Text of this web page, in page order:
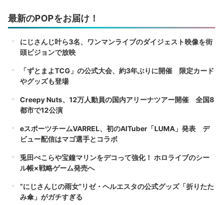
最新のPOPをお届け！
にじさんじ叶ら3名、ワンマンライブのダイジェスト映像を街
頭ビジョンで放映
「ずとまよTCG」の公式大会、約3年ぶりに開催 限定カード
やグッズも登場
Creepy Nuts、12万人動員の国内アリーナツアー開催 全国8
都市で12公演
eスポーツチームVARREL、初のAITuber「LUMA」発表 デ
ビュー配信はマゴ選手とコラボ
兎田ぺこらや宝鐘マリンをデコって強化！ ホロライブのシー
ル帳×戦略ゲーム発売へ
“にじさんじの雨女”リゼ・ヘルエスタの公式グッズ「折りたた
み傘」がガチすぎる